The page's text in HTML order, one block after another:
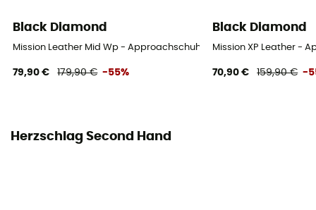
Black Diamond
Mission Leather Mid Wp - Approachschuhe - Damen
79,90 € 179,90 € -55%
Black Diamond
Mission XP Leather -
70,90 € 159,90 € -
Herzschlag Second Hand